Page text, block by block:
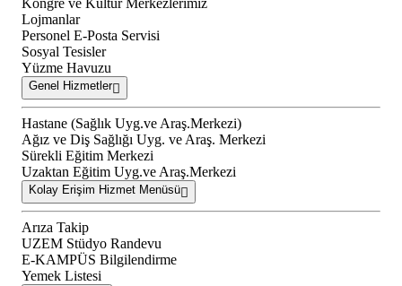
Kongre ve Kültür Merkezlerimiz
Lojmanlar
Personel E-Posta Servisi
Sosyal Tesisler
Yüzme Havuzu
Genel Hizmetler
Hastane (Sağlık Uyg.ve Araş.Merkezi)
Ağız ve Diş Sağlığı Uyg. ve Araş. Merkezi
Sürekli Eğitim Merkezi
Uzaktan Eğitim Uyg.ve Araş.Merkezi
Kolay Erişim Hizmet Menüsü
Arıza Takip
UZEM Stüdyo Randevu
E-KAMPÜS Bilgilendirme
Yemek Listesi